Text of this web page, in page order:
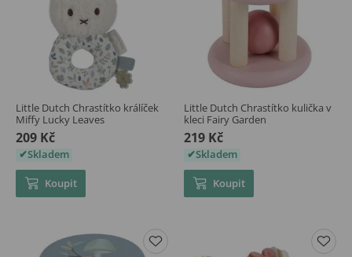
Little Dutch Chrastítko králíček
Miffy Lucky Leaves
209 Kč
Skladem
Koupit
Little Dutch Chrastítko kulička v
kleci Fairy Garden
219 Kč
Skladem
Koupit